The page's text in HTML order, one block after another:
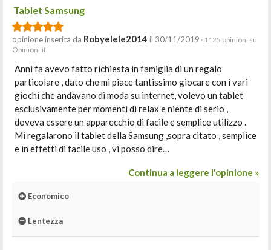
Tablet Samsung
opinione inserita da Robyelele2014 il 30/11/2019 · 1125 opinioni su
Opinioni.it
Anni fa avevo fatto richiesta in famiglia di un regalo
particolare , dato che mi piace tantissimo giocare con i vari
giochi che andavano di moda su internet, volevo un tablet
esclusivamente per momenti di relax e niente di serio ,
doveva essere un apparecchio di facile e semplice utilizzo .
Mi regalarono il tablet della Samsung ,sopra citato , semplice
e in effetti di facile uso , vi posso dire…
Continua a leggere l'opinione »
Economico
Lentezza